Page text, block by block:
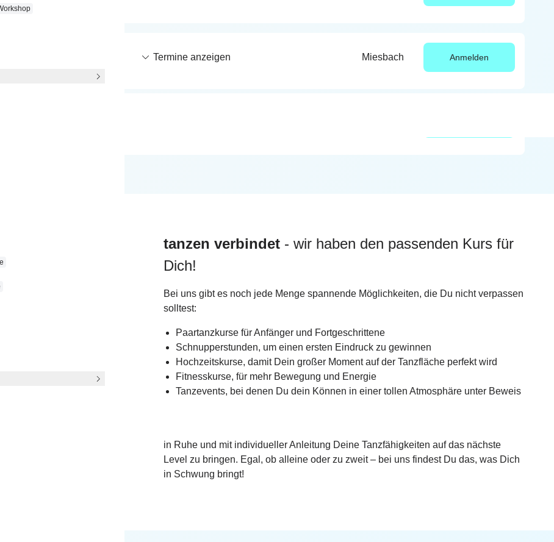
18:40 - 19:40 Uhr
Termine anzeigen Miesbach Anmelden
tanzen verbindet - wir haben den passenden Kurs für
Dich!
Bei uns gibt es noch jede Menge spannende Möglichkeiten, die Du nicht verpassen
solltest:
Paartanzkurse für Anfänger und Fortgeschrittene
Schnupperstunden, um einen ersten Eindruck zu gewinnen
Hochzeitskurse, damit Dein großer Moment auf der Tanzfläche perfekt wird
Fitnesskurse, für mehr Bewegung und Energie
Tanzevents, bei denen Du dein Können in einer tollen Atmosphäre unter Beweis
in Ruhe und mit individueller Anleitung Deine Tanzfähigkeiten auf das nächste
Level zu bringen. Egal, ob alleine oder zu zweit – bei uns findest Du das, was Dich
in Schwung bringt!